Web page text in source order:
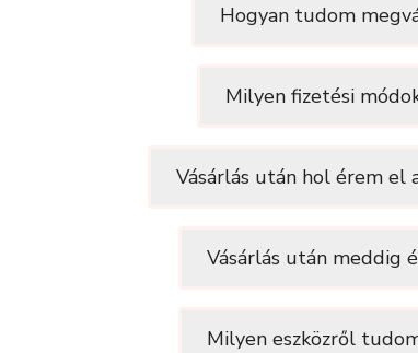
Hogyan tudom
Milyen fizetési
Vásárlás után hol érem el
Vásárlás után meddig
Milyen eszközről